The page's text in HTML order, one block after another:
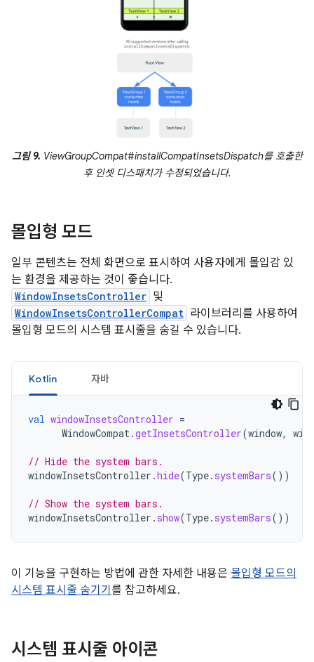
그림 9. ViewGroupCompat#installCompatInsetsDispatch를 호출한
후 인셋 디스패치가 수정되었습니다.
몰입형 모드
일부 콘텐츠는 전체 화면으로 표시하여 사용자에게 몰입감 있
는 환경을 제공하는 것이 좋습니다.
WindowInsetsController 및
WindowInsetsControllerCompat 라이브러리를 사용하여
몰입형 모드의 시스템 표시줄을 숨길 수 있습니다.
Kotlin 자바
val windowInsetsController =
WindowCompat.getInsetsController(window,
// Hide the system bars.
windowInsetsController .hide(Type. systemBars())
// Show the system bars.
windowInsetsController . show(Type. systemBars())
이 기능을 구현하는 방법에 관한 자세한 내용은 몰입형 모드의
시스템 표시줄 숨기기 를 참고하세요.
시스템 표시줄 아이콘